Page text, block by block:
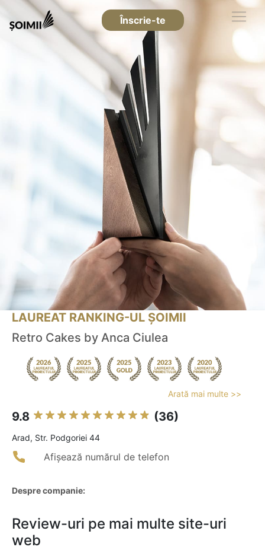
Înscrie-te
LAUREAT RANKING-UL ȘOIMII
Retro Cakes by Anca Ciulea
Arată mai multe >>
9.8 (36)
Arad, Str. Podgoriei 44
Afișează numărul de telefon
Despre companie:
Review-uri pe mai multe site-uri
web